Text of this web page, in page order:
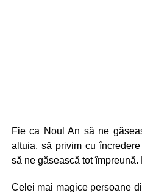
Fie ca Noul An să ne
altuia, să privim cu
să ne găsească tot împreună.
Celei mai magice persoane